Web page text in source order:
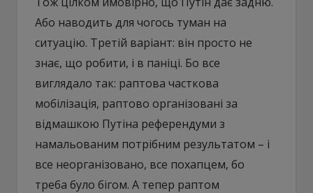
Або наводить для чогось туман на
ситуацію. Третій варіант: він просто не
знає, що робити, і в паніці. Бо все
виглядало так: раптова часткова
мобілізація, раптово організовані за
відмашкою Путіна референдуми з
намальованим потрібним результатом – і
все неорганізовано, все похапцем, бо
треба було бігом. А тепер раптом